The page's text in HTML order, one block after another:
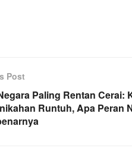
Post
Paling Rentan Cerai:
Runtuh, Apa Peran